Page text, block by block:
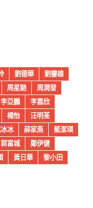
劉德華
劉鑾雄
周星馳
周潤發
李亞鵬
李嘉欣
楊怡
汪明荃
冰 薛家燕
藍潔瑛
郭富城
鄭伊健
黃日華
黎小田